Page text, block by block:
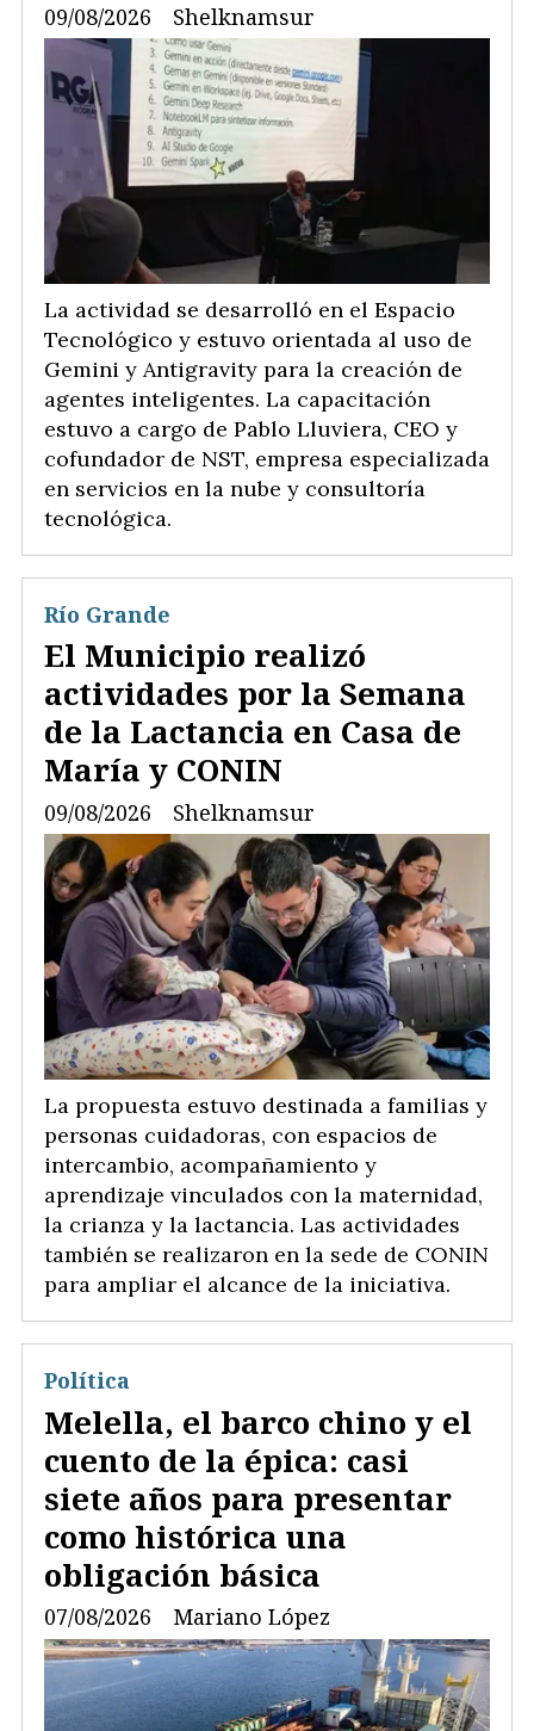
Shelknamsur
09/08/2026
La actividad se desarrolló en el Espacio
Tecnológico y estuvo orientada al uso de
Gemini y Antigravity para la creación de
agentes inteligentes. La capacitación
estuvo a cargo de Pablo Lluviera, CEO y
cofundador de NST, empresa especializada
en servicios en la nube y consultoría
tecnológica.
El Municipio realizó
actividades por la Semana
de la Lactancia en Casa de
María y CONIN
Shelknamsur
Río Grande
09/08/2026
La propuesta estuvo destinada a familias y
personas cuidadoras, con espacios de
intercambio, acompañamiento y
aprendizaje vinculados con la maternidad,
la crianza y la lactancia. Las actividades
también se realizaron en la sede de CONIN
para ampliar el alcance de la iniciativa.
Melella, el barco chino y el
cuento de la épica: casi
siete años para presentar
como histórica una
obligación básica
Mariano López
Política
07/08/2026